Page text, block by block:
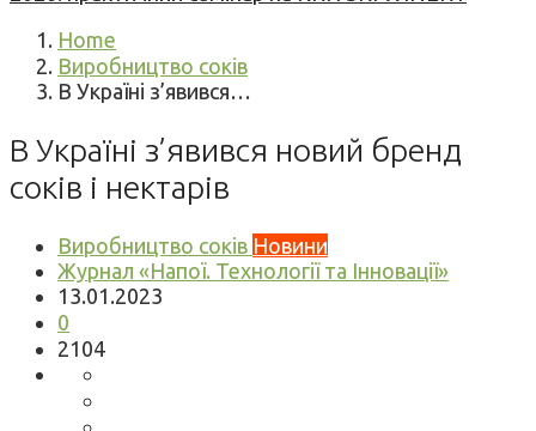
Home
Виробництво соків
В Україні з’явився…
В Україні з’явився новий бренд
соків і нектарів
Виробництво соків Новини
Журнал «Напої. Технології та Інновації»
13.01.2023
0
2104